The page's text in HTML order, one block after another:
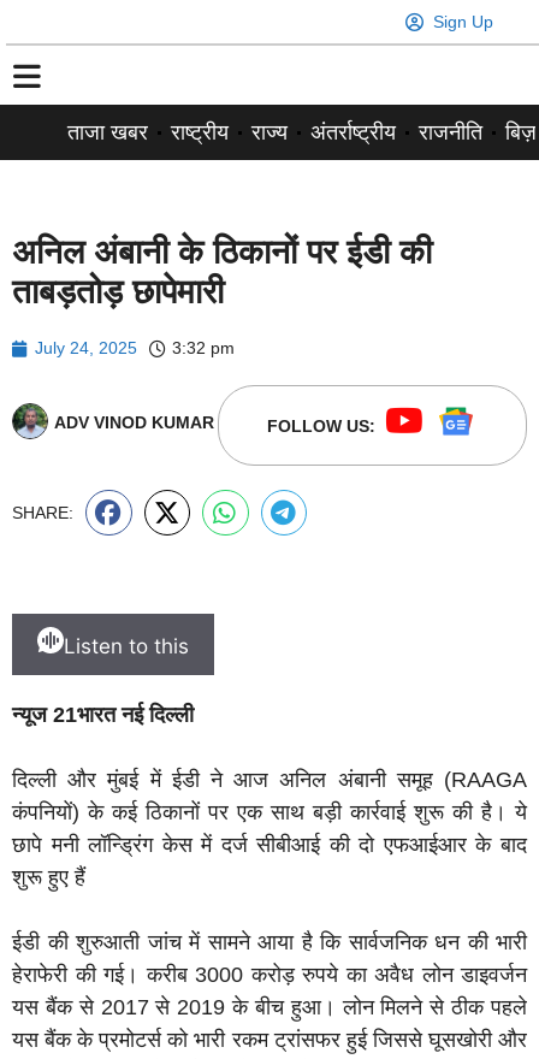
Sign Up
ताजा खबर राष्ट्रीय राज्य अंतर्राष्ट्रीय राजनीति
अनिल अंबानी के ठिकानों पर ईडी की
ताबड़तोड़ छापेमारी
July 24, 2025 3:32 pm
ADV VINOD KUMAR FOLLOW US:
SHARE:
Listen to this
न्यूज 21भारत नई दिल्ली
दिल्ली और मुंबई में ईडी ने आज अनिल अंबानी समूह (RAAGA
कंपनियों) के कई ठिकानों पर एक साथ बड़ी कार्रवाई शुरू की है। ये
छापे मनी लॉन्ड्रिंग केस में दर्ज सीबीआई की दो एफआईआर के बाद
शुरू हुए हैं
ईडी की शुरुआती जांच में सामने आया है कि सार्वजनिक धन की भारी
हेराफेरी की गई। करीब 3000 करोड़ रुपये का अवैध लोन डाइवर्जन
यस बैंक से 2017 से 2019 के बीच हुआ। लोन मिलने से ठीक पहले
यस बैंक के प्रमोटर्स को भारी रकम ट्रांसफर हुई जिससे घूसखोरी और